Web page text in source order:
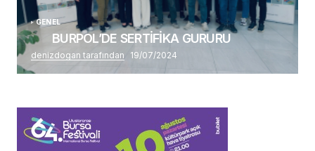
GENEL
BURPOL’DE SERTİFİKA GURURU
denizdogan tarafından 19/07/2024